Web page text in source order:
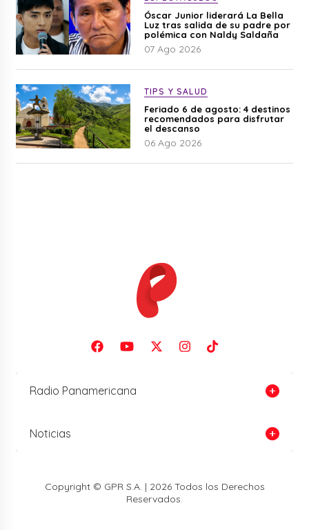
Óscar Junior liderará La Bella
Luz tras salida de su padre por
polémica con Naldy Saldaña
07 Ago 2026
TIPS Y SALUD
Feriado 6 de agosto: 4 destinos
recomendados para disfrutar
el descanso
06 Ago 2026
Radio Panamericana
Noticias
Copyright © GPR S.A. | 2026 Todos los Derechos
Reservados.